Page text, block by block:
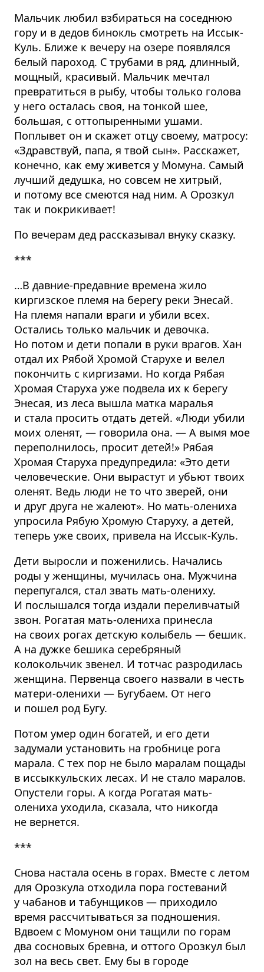
Мальчик любил взбираться на соседнюю
гору и в дедов бинокль смотреть на Иссык-
Куль. Ближе к вечеру на озере появлялся
белый пароход. С трубами в ряд, длинный,
мощный, красивый. Мальчик мечтал
превратиться в рыбу, чтобы только голова
у него осталась своя, на тонкой шее,
большая, с оттопыренными ушами.
Поплывет он и скажет отцу своему, матросу:
«Здравствуй, папа, я твой сын». Расскажет,
конечно, как ему живется у Момуна. Самый
лучший дедушка, но совсем не хитрый,
и потому все смеются над ним. А Орозкул
так и покрикивает!
По вечерам дед рассказывал внуку сказку.
***
…В давние-предавние времена жило
киргизское племя на берегу реки Энесай.
На племя напали враги и убили всех.
Остались только мальчик и девочка.
Но потом и дети попали в руки врагов. Хан
отдал их Рябой Хромой Старухе и велел
покончить с киргизами. Но когда Рябая
Хромая Старуха уже подвела их к берегу
Энесая, из леса вышла матка маралья
и стала просить отдать детей. «Люди убили
моих оленят, — говорила она. — А вымя мое
переполнилось, просит детей!» Рябая
Хромая Старуха предупредила: «Это дети
человеческие. Они вырастут и убьют твоих
оленят. Ведь люди не то что зверей, они
и друг друга не жалеют». Но мать-олениха
упросила Рябую Хромую Старуху, а детей,
теперь уже своих, привела на Иссык-Куль.
Дети выросли и поженились. Начались
роды у женщины, мучилась она. Мужчина
перепугался, стал звать мать-олениху.
И послышался тогда издали переливчатый
звон. Рогатая мать-олениха принесла
на своих рогах детскую колыбель — бешик.
А на дужке бешика серебряный
колокольчик звенел. И тотчас разродилась
женщина. Первенца своего назвали в честь
матери-оленихи — Бугубаем. От него
и пошел род Бугу.
Потом умер один богатей, и его дети
задумали установить на гробнице рога
марала. С тех пор не было маралам пощады
в иссыккульских лесах. И не стало маралов.
Опустели горы. А когда Рогатая мать-
олениха уходила, сказала, что никогда
не вернется.
***
Снова настала осень в горах. Вместе с летом
для Орозкула отходила пора гостеваний
у чабанов и табунщиков — приходило
время рассчитываться за подношения.
Вдвоем с Момуном они тащили по горам
два сосновых бревна, и оттого Орозкул был
зол на весь свет. Ему бы в городе